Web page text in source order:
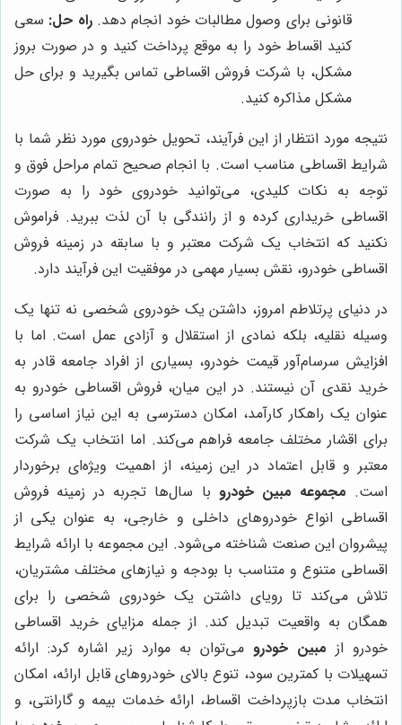
قانونی برای وصول مطالبات خود انجام دهد.راه حل: سعی
کنید اقساط خود را به موقع پرداخت کنید و در صورت بروز
مشکل، با شرکت فروش اقساطی تماس بگیرید و برای حل
مشکل مذاکره کنید.
نتیجه مورد انتظار از این فرآیند، تحویل خودروی مورد نظر شما با
شرایط اقساطی مناسب است. با انجام صحیح تمام مراحل فوق و
توجه به نکات کلیدی، می‌توانید خودروی خود را به صورت
اقساطی خریداری کرده و از رانندگی با آن لذت ببرید. فراموش
نکنید که انتخاب یک شرکت معتبر و با سابقه در زمینه فروش
اقساطی خودرو، نقش بسیار مهمی در موفقیت این فرآیند دارد.
در دنیای پرتلاطم امروز، داشتن یک خودروی شخصی نه تنها یک
وسیله نقلیه، بلکه نمادی از استقلال و آزادی عمل است. اما با
افزایش سرسام‌آور قیمت خودرو، بسیاری از افراد جامعه قادر به
خرید نقدی آن نیستند. در این میان، فروش اقساطی خودرو به
عنوان یک راهکار کارآمد، امکان دسترسی به این نیاز اساسی را
برای اقشار مختلف جامعه فراهم می‌کند. اما انتخاب یک شرکت
معتبر و قابل اعتماد در این زمینه، از اهمیت ویژه‌ای برخوردار
است. مجموعه مبین خودرو با سال‌ها تجربه در زمینه فروش
اقساطی انواع خودروهای داخلی و خارجی، به عنوان یکی از
پیشروان این صنعت شناخته می‌شود. این مجموعه با ارائه شرایط
اقساطی متنوع و متناسب با بودجه و نیازهای مختلف مشتریان،
تلاش می‌کند تا رویای داشتن یک خودروی شخصی را برای
همگان به واقعیت تبدیل کند. از جمله مزایای خرید اقساطی
خودرو از مبین خودرو می‌توان به موارد زیر اشاره کرد: ارائه
تسهیلات با کمترین سود، تنوع بالای خودروهای قابل ارائه، امکان
انتخاب مدت بازپرداخت اقساط، ارائه خدمات بیمه و گارانتی، و